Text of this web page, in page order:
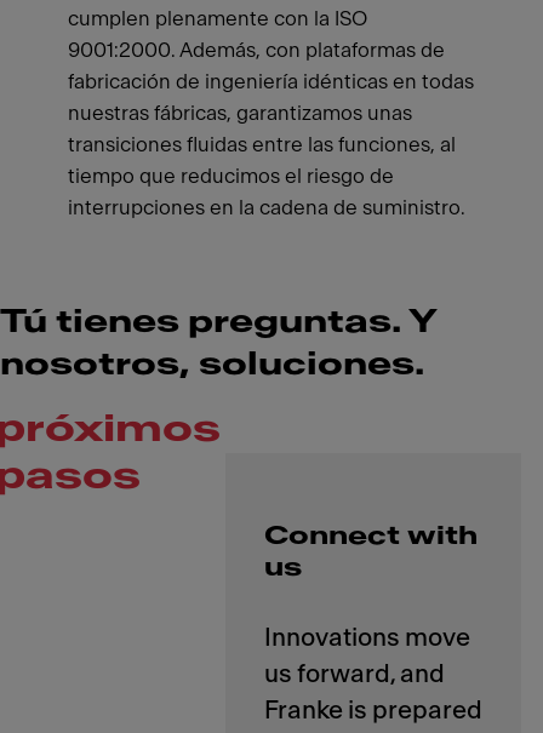
cumplen plenamente con la ISO
9001:2000. Además, con plataformas de
fabricación de ingeniería idénticas en todas
nuestras fábricas, garantizamos unas
transiciones fluidas entre las funciones, al
tiempo que reducimos el riesgo de
interrupciones en la cadena de suministro.
Tú tienes preguntas. Y
nosotros, soluciones.
Connect with
us
Innovations move
us forward, and
Franke is prepared